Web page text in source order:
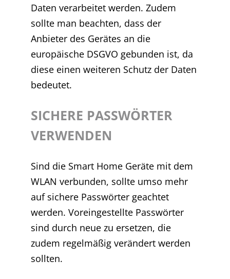
Daten verarbeitet werden. Zudem
sollte man beachten, dass der
Anbieter des Gerätes an die
europäische DSGVO gebunden ist, da
diese einen weiteren Schutz der Daten
bedeutet.
SICHERE PASSWÖRTER
VERWENDEN
Sind die Smart Home Geräte mit dem
WLAN verbunden, sollte umso mehr
auf sichere Passwörter geachtet
werden. Voreingestellte Passwörter
sind durch neue zu ersetzen, die
zudem regelmäßig verändert werden
sollten.